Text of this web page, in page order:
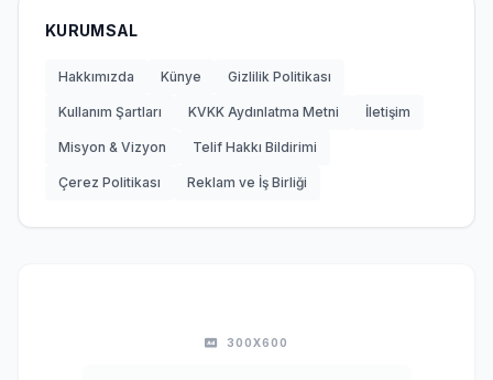
KURUMSAL
Hakkımızda Künye Gizlilik Politikası
Kullanım Şartları KVKK Aydınlatma Metni İletişim
Misyon & Vizyon Telif Hakkı Bildirimi
Çerez Politikası Reklam ve İş Birliği
300X600